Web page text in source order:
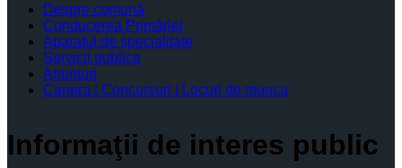
Despre comună
Conducerea Primăriei
Aparatul de specialitate
Servicii publice
Anunturi
Cariera | Concursuri | Locuri de munca
Informaţii de interes public